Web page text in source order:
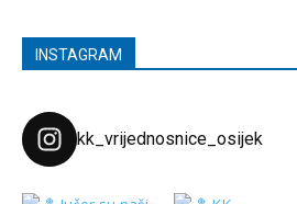
INSTAGRAM
kk_vrijednosnice_osijek